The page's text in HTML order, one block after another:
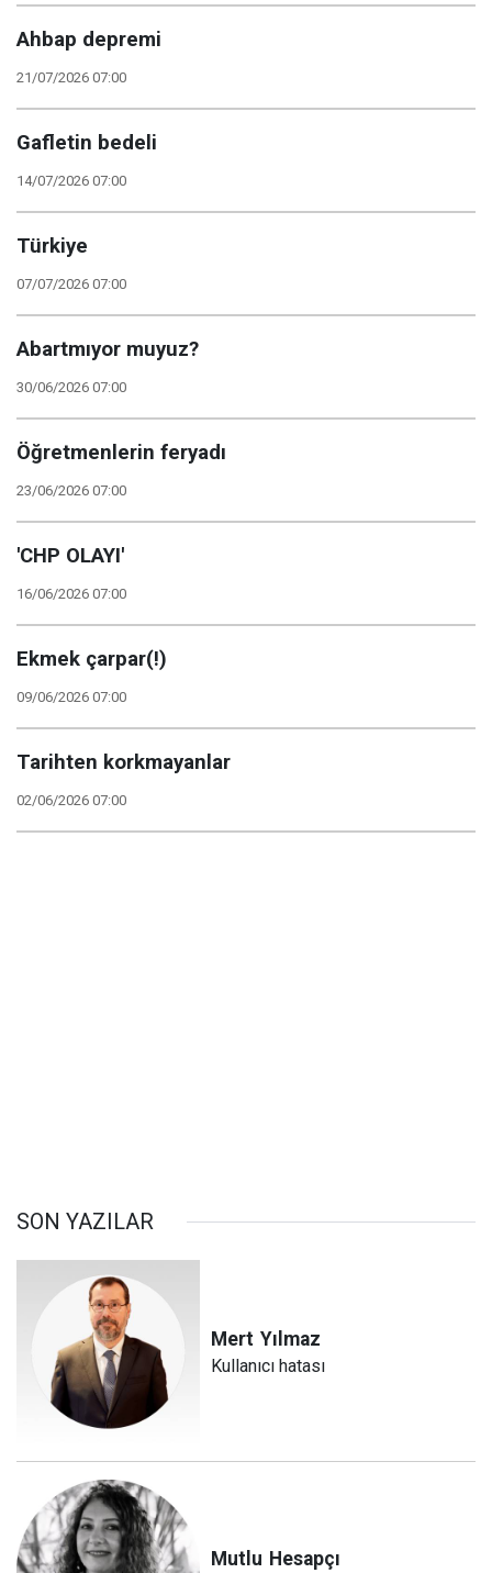
Ahbap depremi
21/07/2026 07:00
Gafletin bedeli
14/07/2026 07:00
Türkiye
07/07/2026 07:00
Abartmıyor muyuz?
30/06/2026 07:00
Öğretmenlerin feryadı
23/06/2026 07:00
'CHP OLAYI'
16/06/2026 07:00
Ekmek çarpar(!)
09/06/2026 07:00
Tarihten korkmayanlar
02/06/2026 07:00
SON YAZILAR
Mert Yılmaz
Kullanıcı hatası
Mutlu Hesapçı